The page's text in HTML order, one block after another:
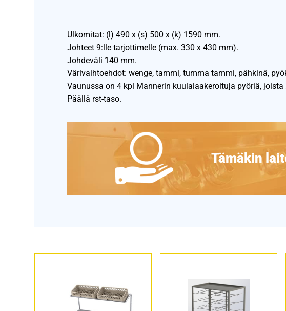
Ulkomitat: (l) 490 x (s) 500 x (k) 1590 mm.
Johteet 9:lle tarjottimelle (max. 330 x 430 mm).
Johdeväli 140 mm.
Värivaihtoehdot: wenge, tammi, tumma tammi, pähkinä,
Vaunussa on 4 kpl Mannerin kuulalaakeroituja pyöriä,
Päällä rst-taso.
Tämäkin